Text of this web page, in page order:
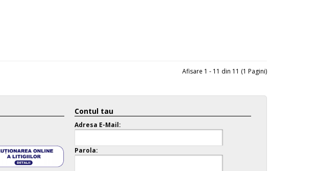
Afisare 1 - 11 din 11 (1 Pagini)
Contul tau
Adresa E-Mail:
Parola: